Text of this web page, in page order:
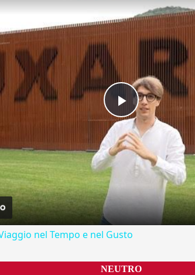
Play
Video
nel Tempo e nel Gusto
NEUTRO